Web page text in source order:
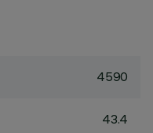
4590
43.4